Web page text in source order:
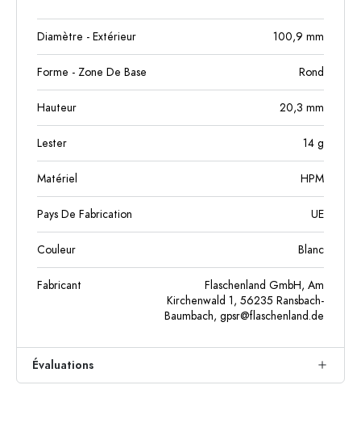
Diamètre - Extérieur 100,9 mm
Forme - Zone De Base Rond
Hauteur 20,3 mm
Lester 14 g
Matériel HPM
Pays De Fabrication UE
Couleur Blanc
Fabricant
Flaschenland GmbH, Am
Kirchenwald 1, 56235 Ransbach-
Baumbach, gpsr@flaschenland.de
Évaluations